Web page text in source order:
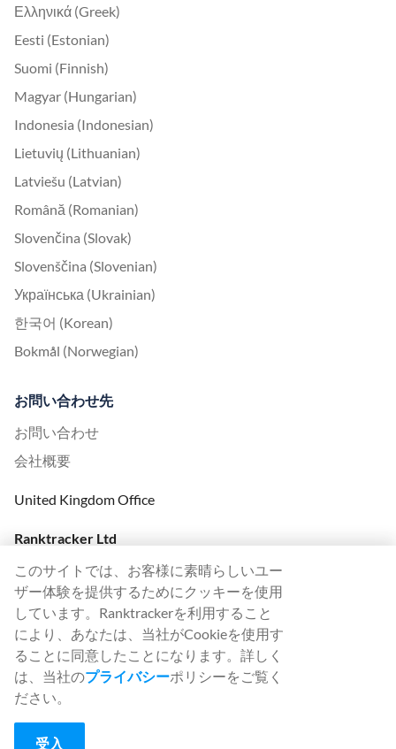
Ελληνικά (Greek)
Eesti (Estonian)
Suomi (Finnish)
Magyar (Hungarian)
Indonesia (Indonesian)
Lietuvių (Lithuanian)
Latviešu (Latvian)
Română (Romanian)
Slovenčina (Slovak)
Slovenščina (Slovenian)
Українська (Ukrainian)
한국어 (Korean)
Bokmål (Norwegian)
お問い合わせ先
お問い合わせ
会社概要
United Kingdom Office
Ranktracker Ltd
London, EC1R 5DF
Company No: 08820809
felix@ranktracker.com
このサイトでは、お客様に素晴らしいユー
ザー体験を提供するためにクッキーを使用
しています。Ranktrackerを利用すること
により、あなたは、当社がCookieを使用す
ることに同意したことになります。詳しく
は、当社のプライバシーポリシーをご覧く
ださい。
受入